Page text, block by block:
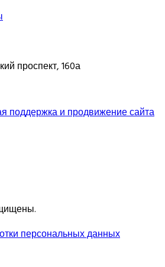
проспект, 160а
поддержка и продвижение сайта
персональных данных